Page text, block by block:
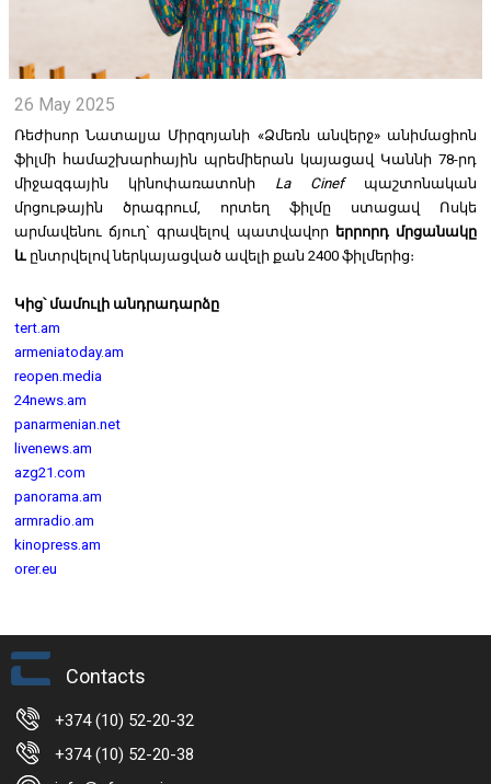
26 May 2025
Ռեժիսոր Նատալյա Միրզոյանի «Ձմեռն անվերջ» անիմացիոն
ֆիլմի համաշխարհային պրեմիերան կայացավ Կաննի 78-րդ
միջազգային կինոփառատոնի La Cinefպաշտոնական
մրցութային ծրագրում, որտեղ ֆիլմը ստացավ Ոսկե
արմավենու ճյուղ` գրավելով պատվավոր երրորդ մրցանակը
և ընտրվելով ներկայացված ավելի քան 2400 ֆիլմերից։
Կից՝ մամուլի անդրադարձը
tert.am
armeniatoday.am
reopen.media
24news.am
panarmenian.net
livenews.am
azg21.com
panorama.am
armradio.am
kinopress.am
orer.eu
Contacts
+374 (10) 52-20-32
+374 (10) 52-20-38